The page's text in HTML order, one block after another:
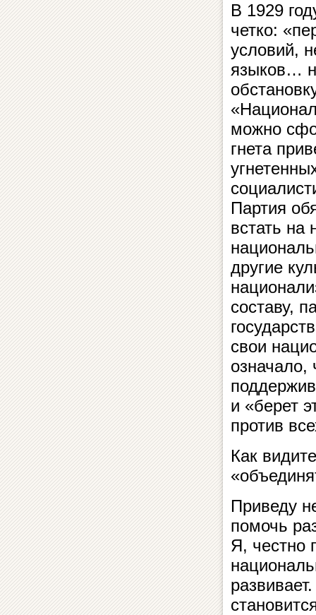
В 1929
четко:
условий,
языков…
можно
гнета
Партия
встать на
другие
составу,
свои
означало,
и «берет
против
Как
Приведу
помочь
Я, честно